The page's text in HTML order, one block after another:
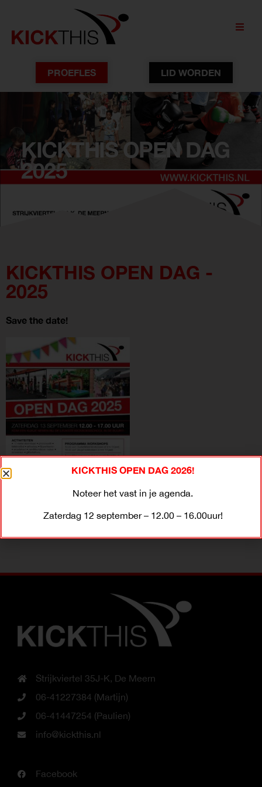
PROEFLES LID WORDEN
KICKTHIS OPEN DAG
2025
KICKTHIS OPEN DAG -
2025
Save the date!
Strijkviertel 35J-K, De Meern
06-41227384 (Martijn)
06-41447254 (Paulien)
info@kickthis.nl
Facebook
KICKTHIS OPEN DAG 2026!
Noteer het vast in je agenda.
Zaterdag 12 september – 12.00 – 16.00uur!